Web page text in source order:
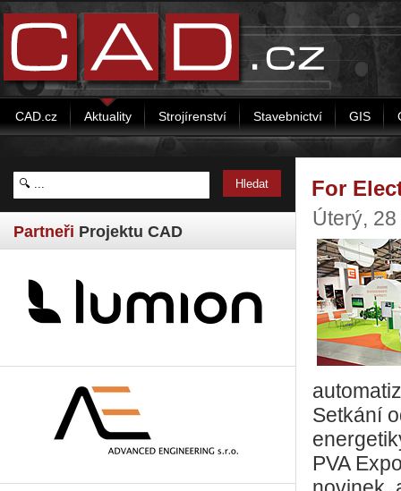
CAD.cz Aktuality Strojírenství Stavebnictví GIS
Partneři Projektu CAD
For
Úterý,
Setkání
PVA